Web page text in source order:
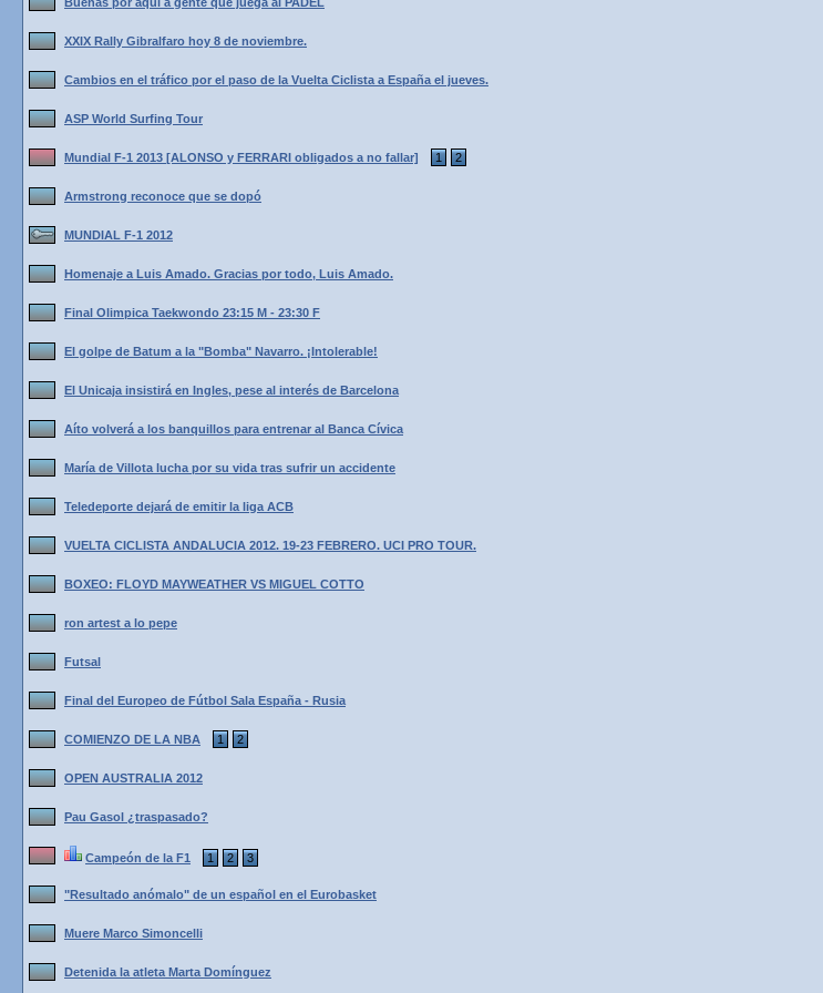
XXIX Rally Gibralfaro hoy 8 de noviembre.
Cambios en el tráfico por el paso de la Vuelta Ciclista a España el jueves.
ASP World Surfing Tour
Mundial F-1 2013 [ALONSO y FERRARI obligados a no fallar] 1 2
Armstrong reconoce que se dopó
MUNDIAL F-1 2012
Homenaje a Luis Amado. Gracias por todo, Luis Amado.
Final Olimpica Taekwondo 23:15 M - 23:30 F
El golpe de Batum a la "Bomba" Navarro. ¡Intolerable!
El Unicaja insistirá en Ingles, pese al interés de Barcelona
Aíto volverá a los banquillos para entrenar al Banca Cívica
María de Villota lucha por su vida tras sufrir un accidente
Teledeporte dejará de emitir la liga ACB
VUELTA CICLISTA ANDALUCIA 2012. 19-23 FEBRERO. UCI PRO TOUR.
BOXEO: FLOYD MAYWEATHER VS MIGUEL COTTO
ron artest a lo pepe
Futsal
Final del Europeo de Fútbol Sala España - Rusia
COMIENZO DE LA NBA 1 2
OPEN AUSTRALIA 2012
Pau Gasol ¿traspasado?
Campeón de la F1 1 2 3
"Resultado anómalo" de un español en el Eurobasket
Muere Marco Simoncelli
Detenida la atleta Marta Domínguez